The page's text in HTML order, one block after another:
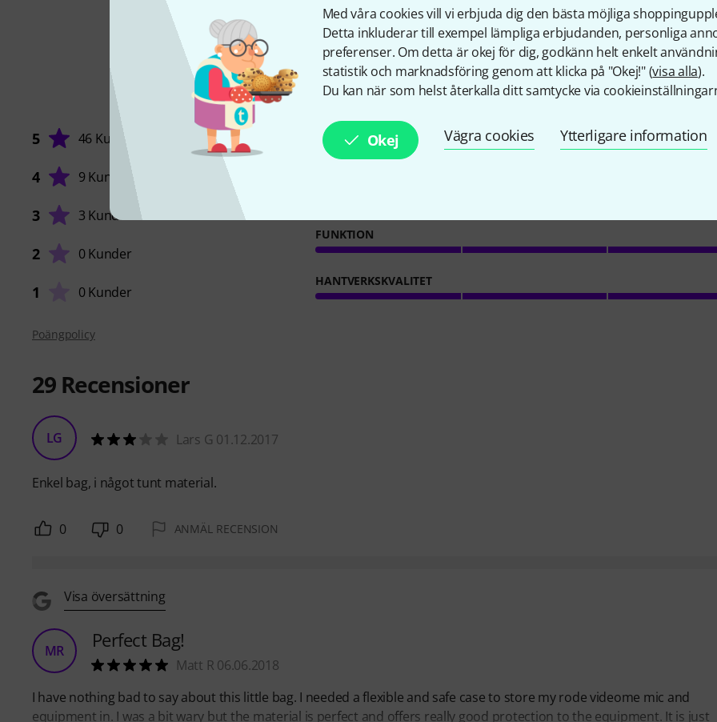
Med våra cookies vill vi erbjuda dig den bästa möjliga
Detta inkluderar till exempel lämpliga erbjudanden, personliga
preferenser. Om detta är okej för dig, godkänn helt enkelt
statistik och marknadsföring genom att klicka på "Okej!" (visa alla).
Du kan när som helst återkalla ditt samtycke via
Okej Vägra cookies Ytterligare information
58Kundbetyg
5 46 Kunder
4 9 Kunder
3 3 Kunder
2 0 Kunder
1 0 Kunder
4.7/ 5
FUNKTION
HANTVERKSKVALITET
Poängpolicy
29 Recensioner
LG Lars G 01.12.2017
Enkel bag, i något tunt material.
0 0 ANMÄL RECENSION
Visa översättning
MR Perfect Bag!
Matt R 06.06.2018
I have nothing bad to say about this little bag. I needed a flexible and safe case to store my rode videome mic and
equipment in. I was a bit wary but the material is perfect and offers really good protection to the equipment. It is just